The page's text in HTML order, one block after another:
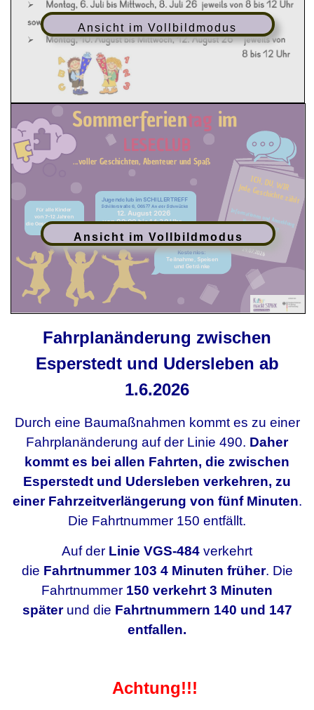
Ansicht im Vollbildmodus
Ansicht im Vollbildmodus
Fahrplanänderung zwischen
Esperstedt und Udersleben ab
1.6.2026
Durch eine Baumaßnahmen kommt es zu einer
Fahrplanänderung auf der Linie 490. Daher
kommt es bei allen Fahrten, die zwischen
Esperstedt und Udersleben verkehren, zu
einer Fahrzeitverlängerung von fünf Minuten.
Die Fahrtnummer 150 entfällt.
Auf der Linie VGS-484 verkehrt
die Fahrtnummer 103 4 Minuten früher. Die
Fahrtnummer 150 verkehrt 3 Minuten
späterund die Fahrtnummern 140 und 147
entfallen.
Achtung!!!